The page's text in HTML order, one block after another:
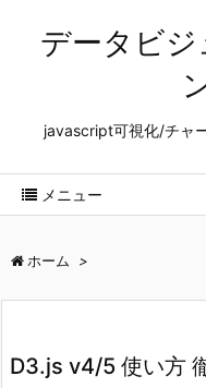
データビジ
javascript可視化/チャ
メニュー
ホーム >
D3.js v4/5 使い方